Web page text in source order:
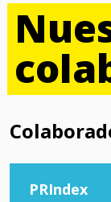
PRIndex